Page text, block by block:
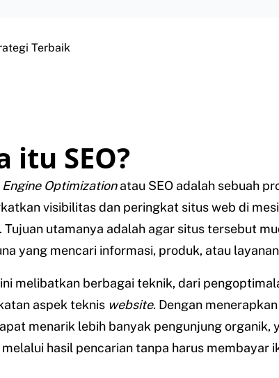
Terbaik
itu SEO?
Optimizationatau SEO adalah sebuah
visibilitas dan peringkat situs web di
Tujuan utamanya adalah agar situs tersebut
yang mencari informasi, produk, atau
melibatkan berbagai teknik, dari
aspek teknis website. Dengan
menarik lebih banyak pengunjung organik,
hasil pencarian tanpa harus membayar